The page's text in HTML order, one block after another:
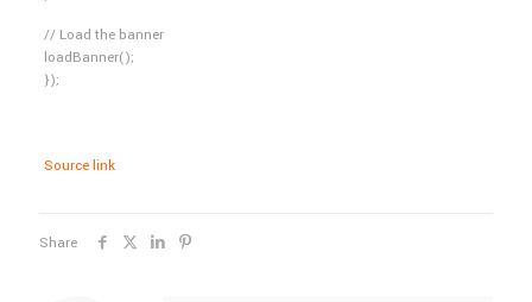
// Load the banner
loadBanner();
});
Source link
Share